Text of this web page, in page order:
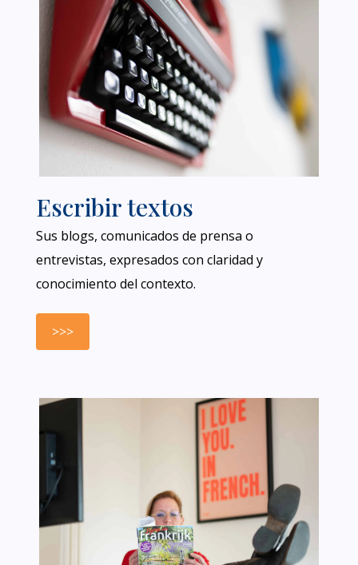
Escribir textos
Sus blogs, comunicados de prensa o
entrevistas, expresados con claridad y
conocimiento del contexto.
>>>